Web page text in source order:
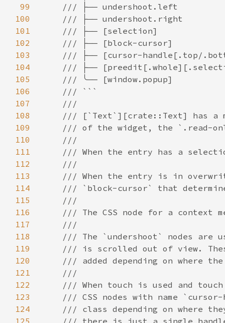
99
100
101
102
103
104
105
106
107
108
109
110
111
112
113
114
115
116
117
118
119
120
121
122
123
124
125